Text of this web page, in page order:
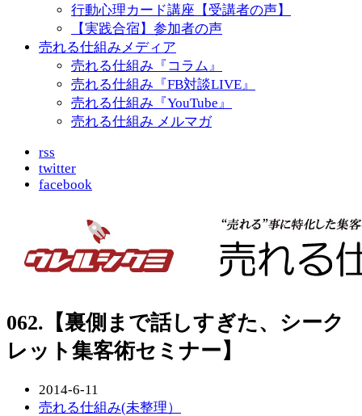
行動心理カード講座【受講者の声】
【実践合宿】参加者の声
売れる仕組みメディア
売れる仕組み『コラム』
売れる仕組み『FB対談LIVE』
売れる仕組み『YouTube』
売れる仕組み メルマガ
rss
twitter
facebook
062.【裏側まで話しすぎた、シーク
レット集客術セミナー】
2014-6-11
売れる仕組み(未整理）